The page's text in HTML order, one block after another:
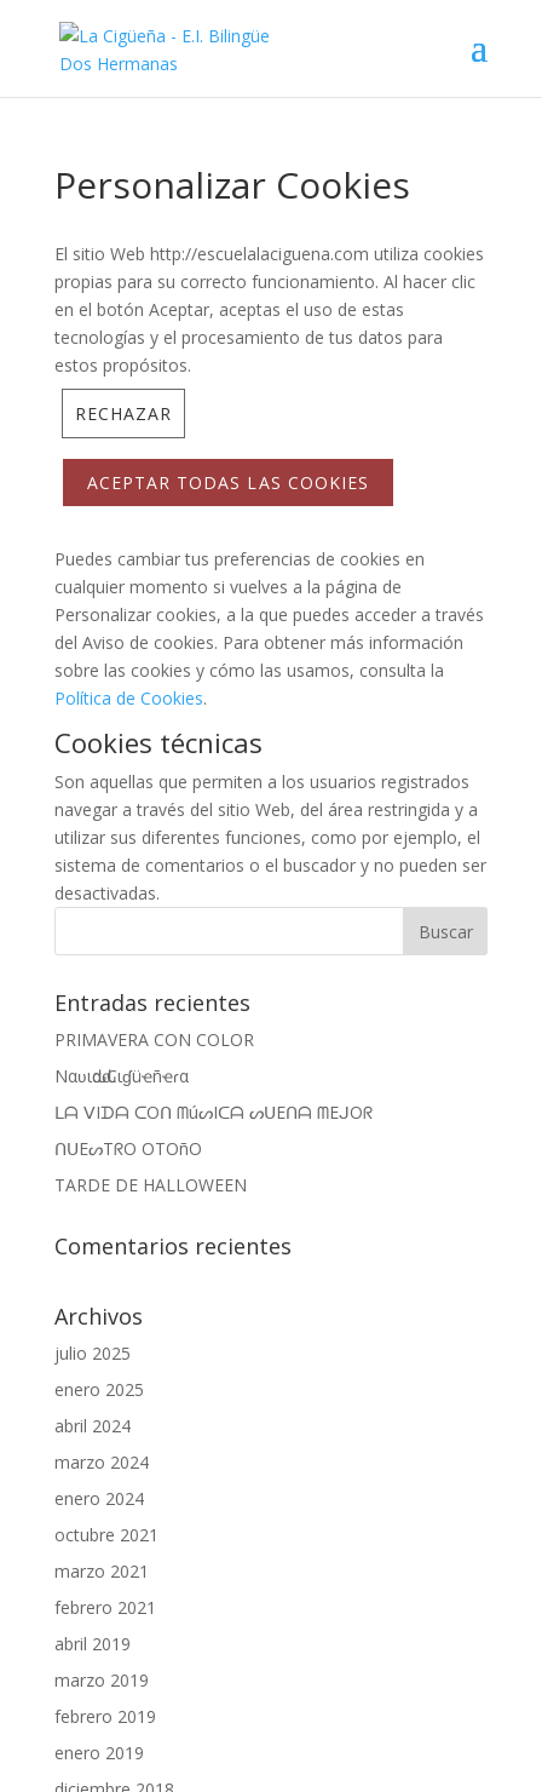
Personalizar Cookies
El sitio Web http://escuelalaciguena.com utiliza cookies
propias para su correcto funcionamiento. Al hacer clic
en el botón Aceptar, aceptas el uso de estas
tecnologías y el procesamiento de tus datos para
estos propósitos.
RECHAZAR
ACEPTAR TODAS LAS COOKIES
Puedes cambiar tus preferencias de cookies en
cualquier momento si vuelves a la página de
Personalizar cookies, a la que puedes acceder a través
del Aviso de cookies. Para obtener más información
sobre las cookies y cómo las usamos, consulta la
Política de Cookies.
Cookies técnicas
Son aquellas que permiten a los usuarios registrados
navegar a través del sitio Web, del área restringida y a
utilizar sus diferentes funciones, como por ejemplo, el
sistema de comentarios o el buscador y no pueden ser
desactivadas.
Entradas recientes
PRIMAVERA CON COLOR
Nαʋιԃαԃ Cιɠüҽñҽɾα
ᒪᗩ ᐯIᗪᗩ ᑕOᑎ ᗰúᔕIᑕᗩ ᔕᑌEᑎᗩ ᗰEᒍOᖇ
ᑎᑌEᔕTᖇO OTOñO
TARDE DE HALLOWEEN
Comentarios recientes
Archivos
julio 2025
enero 2025
abril 2024
marzo 2024
enero 2024
octubre 2021
marzo 2021
febrero 2021
abril 2019
marzo 2019
febrero 2019
enero 2019